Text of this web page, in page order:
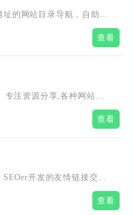
的网站目录导航，自助式
自然流量，赶快加入自动
查看
注资源分享,各种网站、
一个专业的网站资源分享
查看
开发的友情链接交
买卖、监控于一体的SEO
有近十万有效网站资源，日
查看